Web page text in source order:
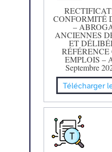
CONFORMITÉ
–
ANCIENNES
ET
EMPLOIS –
Septembre
Télécharger